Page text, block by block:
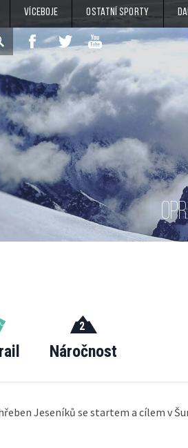
Víceboje Ostatní sporty
2
Náročnost
Jeseníků se startem a cílem v